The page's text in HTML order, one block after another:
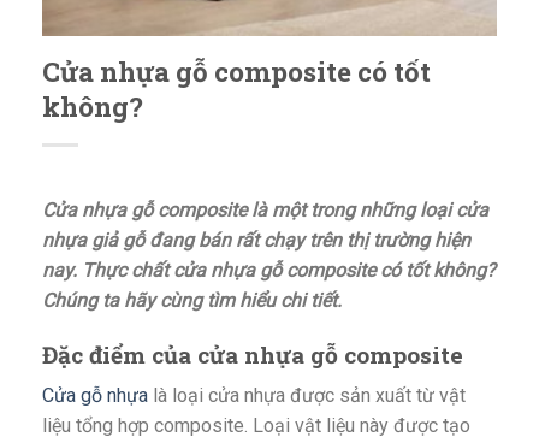
Cửa nhựa gỗ composite có tốt
không?
Cửa nhựa gỗ composite là một trong những loại cửa
nhựa giả gỗ đang bán rất chạy trên thị trường hiện
nay. Thực chất cửa nhựa gỗ composite có tốt không?
Chúng ta hãy cùng tìm hiểu chi tiết.
Đặc điểm của cửa nhựa gỗ composite
Cửa gỗ nhựa là loại cửa nhựa được sản xuất từ vật
liệu tổng hợp composite. Loại vật liệu này được tạo